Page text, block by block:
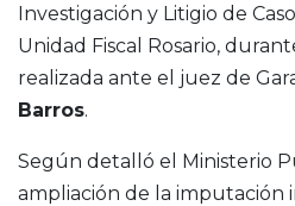
Investigación y Litigio de
Unidad Fiscal Rosario,
realizada ante el juez de
Barros.
Según detalló el Ministerio
ampliación de la imputación